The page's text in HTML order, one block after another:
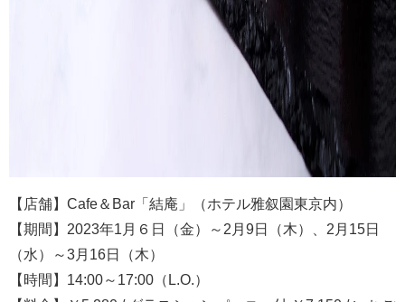
【店舗】Cafe＆Bar「結庵」（ホテル雅叙園東京内）
【期間】2023年1月６日（金）～2月9日（木）、2月15日
（水）～3月16日（木）
【時間】14:00～17:00（L.O.）